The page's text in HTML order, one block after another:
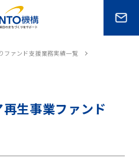
ファンド支援業務実績一覧
生事業ファンド